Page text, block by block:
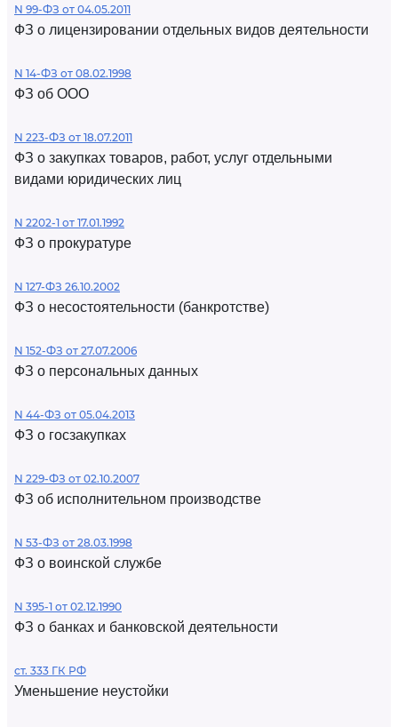
N 99-ФЗ от 04.05.2011
ФЗ о лицензировании отдельных видов деятельности
N 14-ФЗ от 08.02.1998
ФЗ об ООО
N 223-ФЗ от 18.07.2011
ФЗ о закупках товаров, работ, услуг отдельными
видами юридических лиц
N 2202-1 от 17.01.1992
ФЗ о прокуратуре
N 127-ФЗ 26.10.2002
ФЗ о несостоятельности (банкротстве)
N 152-ФЗ от 27.07.2006
ФЗ о персональных данных
N 44-ФЗ от 05.04.2013
ФЗ о госзакупках
N 229-ФЗ от 02.10.2007
ФЗ об исполнительном производстве
N 53-ФЗ от 28.03.1998
ФЗ о воинской службе
N 395-1 от 02.12.1990
ФЗ о банках и банковской деятельности
ст. 333 ГК РФ
Уменьшение неустойки